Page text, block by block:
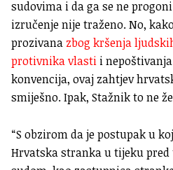
sudovima i da ga se ne
izručenje nije traženo. No,
prozivana zbog kršenja
protivnika vlasti i
konvencija, ovaj zahtjev
smiješno. Ipak, Stažnik to ne
“S obzirom da je postupak u
Hrvatska stranka u tijeku